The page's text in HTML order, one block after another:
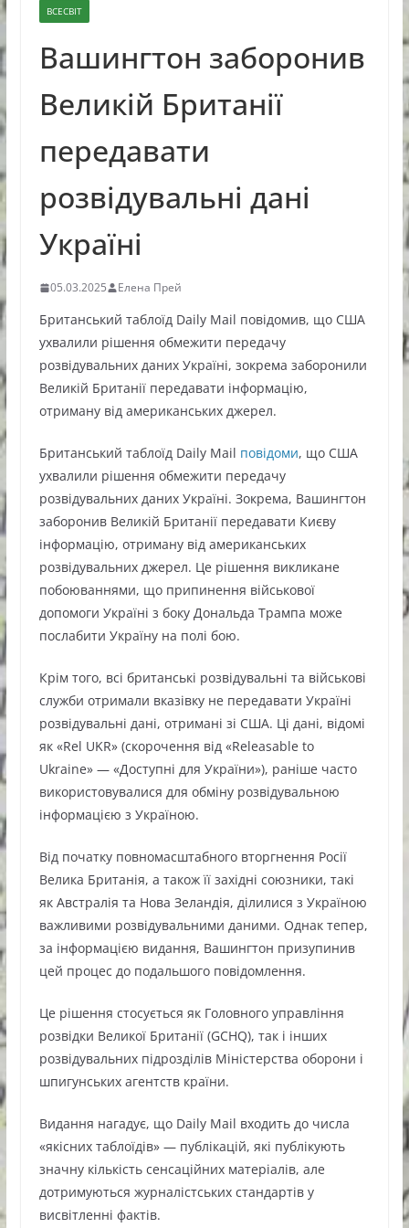
ВСЕСВІТ
Вашингтон заборонив
Великій Британії
передавати
розвідувальні дані
Україні
05.03.2025 Елена Прей
Британський таблоїд Daily Mail повідомив, що США
ухвалили рішення обмежити передачу
розвідувальних даних Україні, зокрема заборонили
Великій Британії передавати інформацію,
отриману від американських джерел.
Британський таблоїд Daily Mail повідоми, що США
ухвалили рішення обмежити передачу
розвідувальних даних Україні. Зокрема, Вашингтон
заборонив Великій Британії передавати Києву
інформацію, отриману від американських
розвідувальних джерел. Це рішення викликане
побоюваннями, що припинення військової
допомоги Україні з боку Дональда Трампа може
послабити Україну на полі бою.
Крім того, всі британські розвідувальні та військові
служби отримали вказівку не передавати Україні
розвідувальні дані, отримані зі США. Ці дані, відомі
як «Rel UKR» (скорочення від «Releasable to
Ukraine» — «Доступні для України»), раніше часто
використовувалися для обміну розвідувальною
інформацією з Україною.
Від початку повномасштабного вторгнення Росії
Велика Британія, а також її західні союзники, такі
як Австралія та Нова Зеландія, ділилися з Україною
важливими розвідувальними даними. Однак тепер,
за інформацією видання, Вашингтон призупинив
цей процес до подальшого повідомлення.
Це рішення стосується як Головного управління
розвідки Великої Британії (GCHQ), так і інших
розвідувальних підрозділів Міністерства оборони і
шпигунських агентств країни.
Видання нагадує, що Daily Mail входить до числа
«якісних таблоїдів» — публікацій, які публікують
значну кількість сенсаційних матеріалів, але
дотримуються журналістських стандартів у
висвітленні фактів.